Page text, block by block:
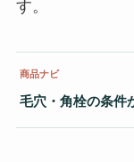
す。
商品ナビ
毛穴・角栓の条件